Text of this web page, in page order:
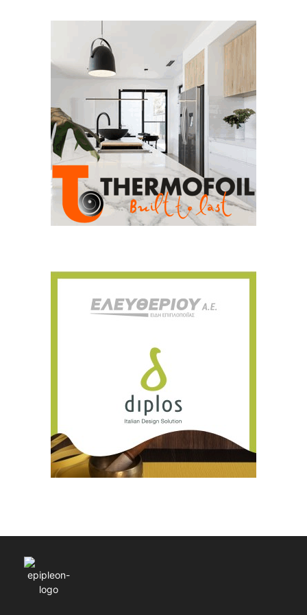
Για να μαθαίνετε πρώτοι τα νέα και όλες
τις τάσεις του κλάδου, εγγραφείτε στο
newsletter μας!
Email
Γράψτε εδώ το email σας
ΕΓΓΡΑΦΉ